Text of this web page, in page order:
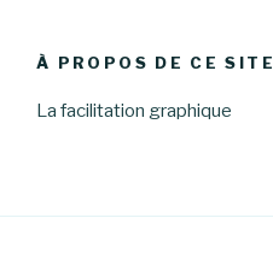
À PROPOS DE CE SITE
La facilitation graphique